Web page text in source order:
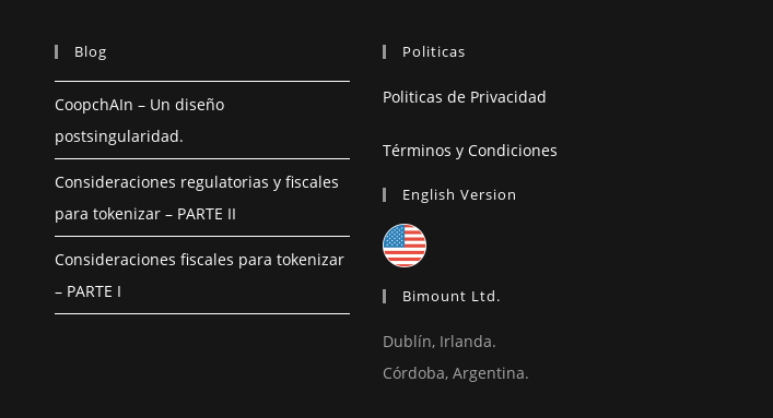
Blog
CoopchAIn – Un diseño
postsingularidad.
Consideraciones regulatorias y fiscales
para tokenizar – PARTE II
Consideraciones fiscales para tokenizar
– PARTE I
Politicas
Politicas de Privacidad
Términos y Condiciones
English Version
Bimount Ltd.
Dublín, Irlanda.
Córdoba, Argentina.